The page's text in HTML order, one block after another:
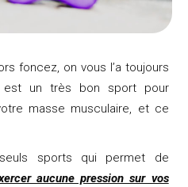
foncez, on vous l’a toujours
est un très bon sport pour
masse musculaire, et ce
sports qui permet de
aucune pression sur vos